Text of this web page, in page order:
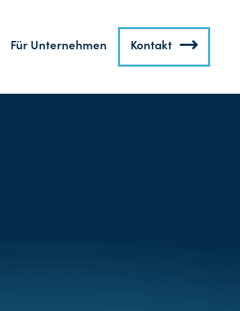
Für Unternehmen Kontakt